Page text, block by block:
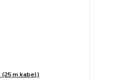
(25 m kabel)